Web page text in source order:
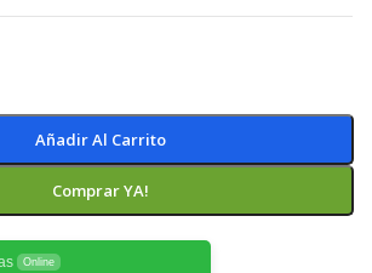
Añadir Al Carrito
Comprar YA!
Online